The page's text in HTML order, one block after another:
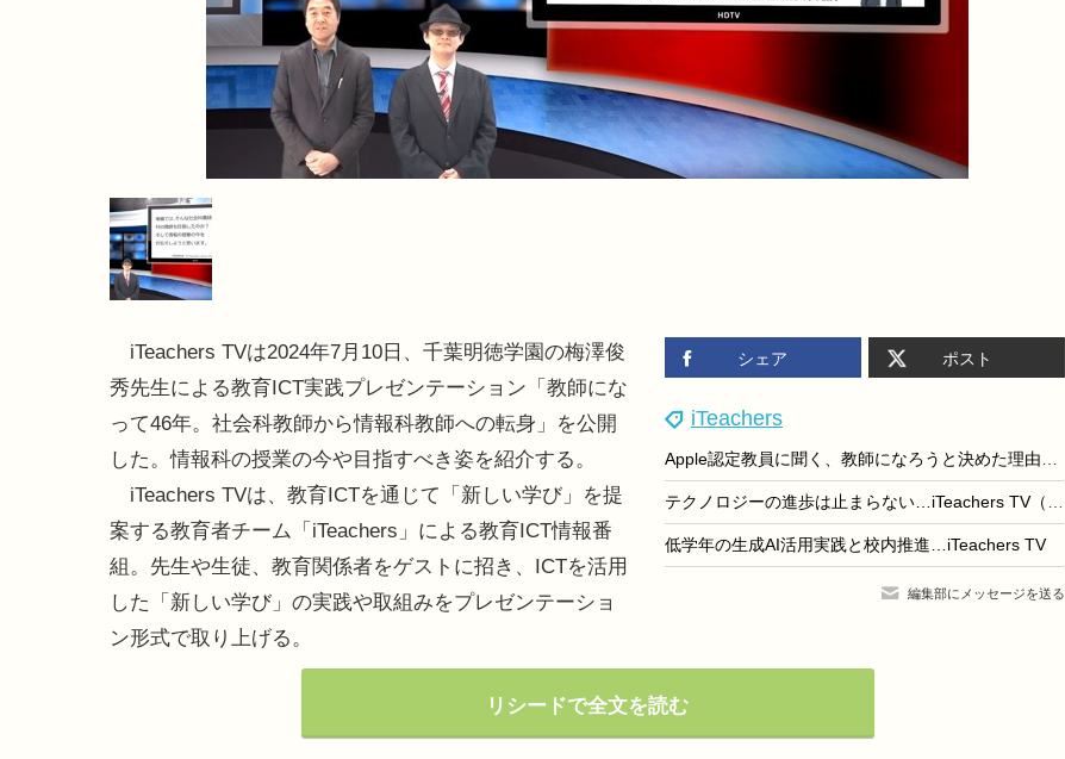
シェア ポスト
iTeachers
Apple認定教員に聞く、教師になろうと決めた理由…Teacher's［Shift］
テクノロジーの進歩は止まらない…iTeachers TV（最終回）
低学年の生成AI活用実践と校内推進…iTeachers TV
編集部にメッセージを送る
iTeachers TVは2024年7月10日、千葉明徳学園の梅澤俊
秀先生による教育ICT実践プレゼンテーション「教師にな
って46年。社会科教師から情報科教師への転身」を公開
した。情報科の授業の今や目指すべき姿を紹介する。
iTeachers TVは、教育ICTを通じて「新しい学び」を提
案する教育者チーム「iTeachers」による教育ICT情報番
組。先生や生徒、教育関係者をゲストに招き、ICTを活用
した「新しい学び」の実践や取組みをプレゼンテーショ
ン形式で取り上げる。
リシードで全文を読む